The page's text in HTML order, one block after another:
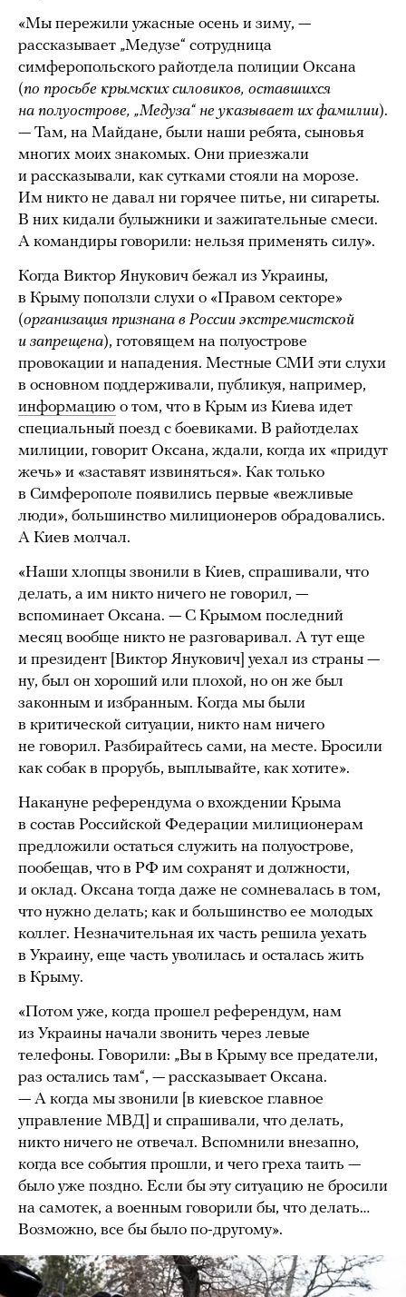
«Мы пережили ужасные осень и зиму, —
рассказывает „Медузе“ сотрудница
симферопольского райотдела полиции Оксана
(по просьбе крымских силовиков, оставшихся
на полуострове, „Медуза“ не указывает их фамилии).
— Там, на Майдане, были наши ребята, сыновья
многих моих знакомых. Они приезжали
и рассказывали, как сутками стояли на морозе.
Им никто не давал ни горячее питье, ни сигареты.
В них кидали булыжники и зажигательные смеси.
А командиры говорили: нельзя применять силу».
Когда Виктор Янукович бежал из Украины,
в Крыму поползли слухи о «Правом секторе»
(организация признана в России экстремистской
и запрещена), готовящем на полуострове
провокации и нападения. Местные СМИ эти слухи
в основном поддерживали, публикуя, например,
информацию о том, что в Крым из Киева идет
специальный поезд с боевиками. В­ райотделах
милиции, говорит Оксана, ждали, когда их «придут
жечь» и «заставят извиняться». Как только
в Симферополе появились первые «вежливые
люди», большинство милиционеров обрадовались.
А Киев молчал.
«Наши хлопцы звонили в Киев, спрашивали, что
делать, а им никто ничего не говорил, —
вспоминает Оксана. — С Крымом последний
месяц вообще никто не разговаривал. А тут еще
и президент [Виктор Янукович] уехал из страны —
ну, был он хороший или плохой, но он же был
законным и избранным. Когда мы были
в критической ситуации, никто нам ничего
не говорил. Разбирайтесь сами, на месте. Бросили
как собак в прорубь, выплывайте, как хотите».
Накануне референдума о вхождении Крыма
в состав Российской Федерации милиционерам
предложили остаться служить на полуострове,
пообещав, что в РФ им сохранят и должности,
и оклад. Оксана тогда даже не сомневалась в том,
что нужно делать; как и большинство ее молодых
коллег. Незначительная их часть решила уехать
в Украину, еще часть уволилась и осталась жить
в Крыму.
«Потом уже, когда прошел референдум, нам
из Украины начали звонить через левые
телефоны. Говорили: „Вы в Крыму все предатели,
раз остались там“, — рассказывает Оксана.
— А когда мы звонили [в киевское главное
управление МВД] и спрашивали, что делать,
никто ничего не отвечал. Вспомнили внезапно,
когда все события прошли, и чего греха таить —
было уже поздно. Если бы эту ситуацию не бросили
на самотек, а военным говорили бы, что делать…
Возможно, все бы было по-другому».